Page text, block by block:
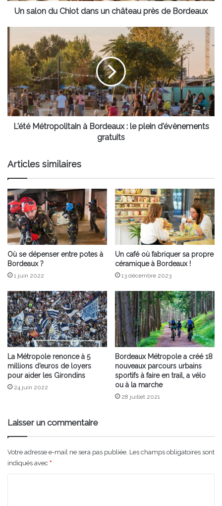
Bordeaux
Un salon du Chiot dans un château près de Bordeaux
Métropolitain
à
Bordeaux
le
plein
d'évènements
gratuits
L'été Métropolitain à Bordeaux : le plein d'évènements
gratuits
Articles similaires
Où se dépenser entre potes à
Bordeaux ?
1 juin 2022
Un café où fabriquer sa propre
céramique à Bordeaux !
13 décembre 2023
La Métropole renonce à 5
millions d’euros de loyers
pour aider les Girondins
24 juin 2022
Bordeaux Métropole a créé 18
nouveaux parcours urbains
sportifs à faire en trail, a vélo
ou à la marche
28 juillet 2021
Laisser un commentaire
Votre adresse e-mail ne sera pas publiée. Les champs obligatoires sont
indiqués avec *